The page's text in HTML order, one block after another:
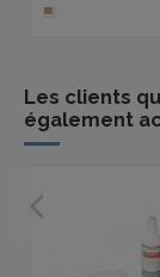
Les clients
également